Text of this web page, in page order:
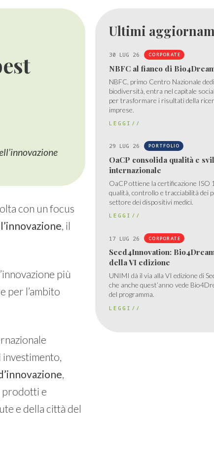
con un focus
, il
più
per l’ambito
prodotti e
e della città del
Ultimi
30 LUG 26 CORPORATE
NBFC al fianco di
NBFC, primo Centro Nazionale
biodiversità, entra nel capitale
per trasformare i risultati della
imprese.
LEGGI//
29 LUG 26 PORTFOLIO
OaCP consolida qualità e
internazionale
OaCP ottiene la certificazione ISO
qualità, controllo e tracciabilità dei
settore dei dispositivi medici.
LEGGI//
17 LUG 26 CORPORATE
Seed4Innovation:
della VI edizione
UNIMI dà il via alla VI edizione di
che anche quest’anno vede
del programma.
LEGGI//